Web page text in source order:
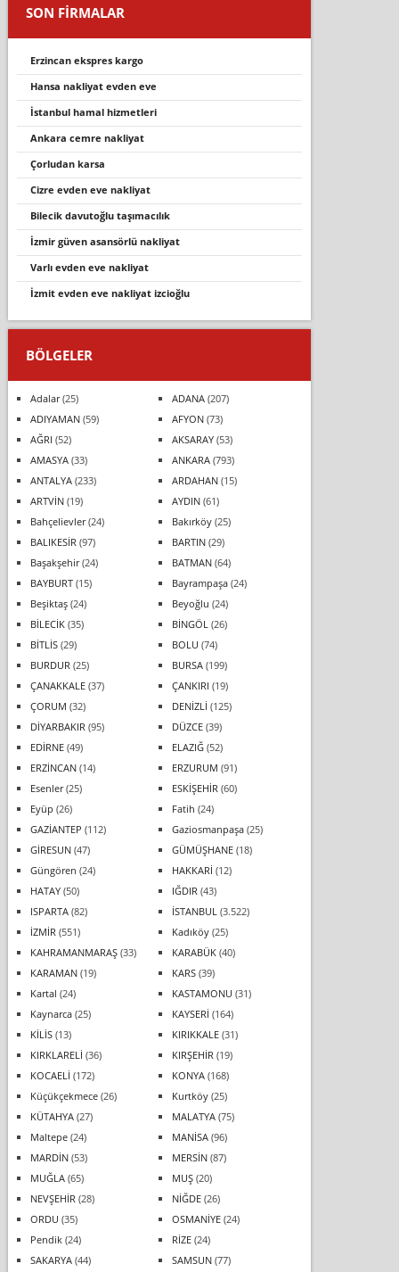
SON FİRMALAR
erzincan ekspres kargo
hansa nakliyat evden eve
i̇stanbul hamal hizmetleri
ankara cemre nakliyat
çorludan karsa
ci̇zre evden eve nakli̇yat
bilecik davutoğlu taşımacılık
i̇zmir güven asansörlü nakliyat
varli evden eve nakli̇yat
i̇zmi̇t evden eve nakli̇yat i̇zci̇oğlu
BÖLGELER
Adalar(25) ADANA(207)
ADIYAMAN(59) AFYON(73)
AĞRI (52) AKSARAY(53)
AMASYA(33) ANKARA(793)
ANTALYA(233) ARDAHAN(15)
ARTVİN(19) AYDIN(61)
Bahçelievler(24) Bakırköy(25)
BALIKESİR (97) BARTIN(29)
Başakşehir(24) BATMAN(64)
BAYBURT(15) Bayrampaşa(24)
Beşiktaş(24) Beyoğlu (24)
BİLECİK(35) BİNGÖL (26)
BİTLİS(29) BOLU (74)
BURDUR (25) BURSA(199)
ÇANAKKALE(37) ÇANKIRI (19)
ÇORUM (32) DENİZLİ (125)
DİYARBAKIR (95) DÜZCE(39)
EDİRNE(49) ELAZIĞ(52)
ERZİNCAN(14) ERZURUM (91)
Esenler(25) ESKİŞEHİR (60)
Eyüp (26) Fatih (24)
GAZİANTEP (112) Gaziosmanpaşa(25)
GİRESUN(47) GÜMÜŞHANE(18)
Güngören (24) HAKKARİ (12)
HATAY(50) IĞDIR (43)
ISPARTA(82) İSTANBUL (3.522)
İZMİR (551) Kadıköy(25)
KAHRAMANMARAŞ(33) KARABÜK(40)
KARAMAN(19) KARS(39)
Kartal (24) KASTAMONU (31)
Kaynarca(25) KAYSERİ (164)
KİLİS(13) KIRIKKALE(31)
KIRKLARELİ (36) KIRŞEHİR (19)
KOCAELİ (172) KONYA(168)
Küçükçekmece(26) Kurtköy(25)
KÜTAHYA(27) MALATYA(75)
Maltepe(24) MANİSA(96)
MARDİN(53) MERSİN(87)
MUĞLA(65) MUŞ(20)
NEVŞEHİR (28) NİĞDE(26)
ORDU (35) OSMANİYE(24)
Pendik(24) RİZE(24)
SAKARYA(44) SAMSUN(77)